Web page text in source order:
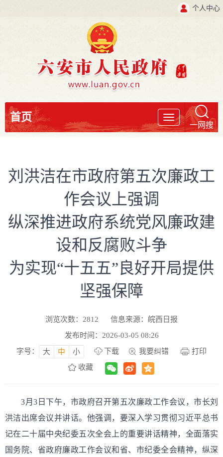
个人中心
导
航
首页
一网搜
刘洪洁在市政府第五次廉政工
作会议上强调
纵深推进政府系统党风廉政建
设和反腐败斗争
为实现“十五五”良好开局提供
坚强保障
浏览次数： 2812
信息来源：皖西日报
发布时间：2026-03-05 08:26
字号：
大 中 小 下载 我要纠错
打印
收藏
3月3日下午，市政府召开第五次廉政工作会议，市长刘
洪洁出席会议并讲话。他强调，要深入学习贯彻习近平总书
记在二十届中央纪委五次全会上的重要讲话精神，全面落实
国务院、省政府廉政工作会议和省、市纪委全会精神，纵深